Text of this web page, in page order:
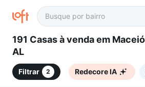
191 Casas à venda em Maceió,
AL
Filtrar 2 Redecore IA